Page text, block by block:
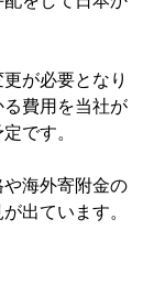
が必要となり
費用を当社が
です。
海外寄附金の
出ています。